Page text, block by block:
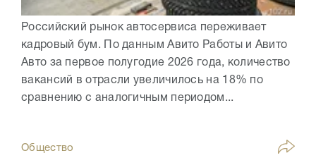
Российский рынок автосервиса переживает
кадровый бум. По данным Авито Работы и Авито
Авто за первое полугодие 2026 года, количество
вакансий в отрасли увеличилось на 18% по
сравнению с аналогичным периодом...
Общество